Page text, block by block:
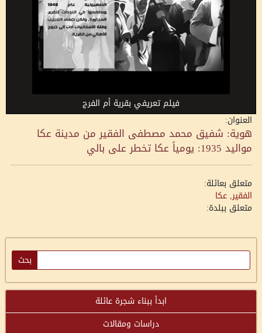
فيلم تعريفي بقرية أم الفرج
العنوان:
هوية: شفيق محمد مصطفى الفقير من مدينة عكا
مواليد 1935: يومياً عكا تخطر على بالي
متعلق بعائلة:
الفقير, عكا
متعلق ببلدة:
ابدأ ببناء شجرة عائلة
دراسات ومقالات